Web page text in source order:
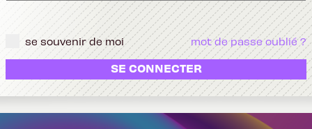
se souvenir de moi mot de passe oublié ?
SE CONNECTER